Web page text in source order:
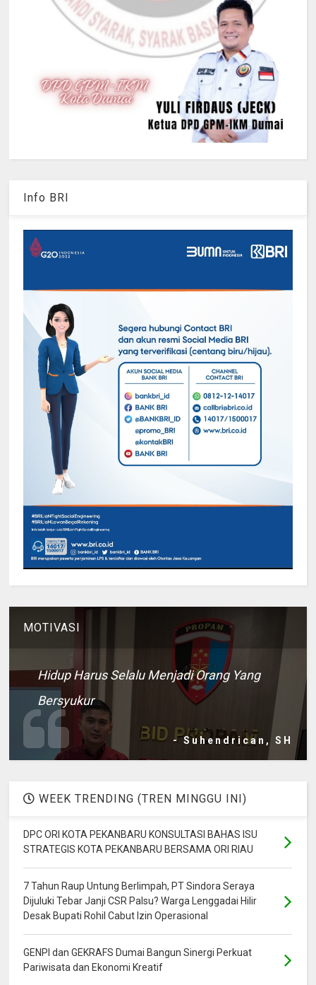
Info BRI
MOTIVASI
Hidup Harus Selalu Menjadi Orang Yang
Bersyukur
- Suhendrican, SH
WEEK TRENDING (TREN MINGGU INI)
DPC ORI KOTA PEKANBARU KONSULTASI BAHAS ISU
STRATEGIS KOTA PEKANBARU BERSAMA ORI RIAU
7 Tahun Raup Untung Berlimpah, PT Sindora Seraya
Dijuluki Tebar Janji CSR Palsu? Warga Lenggadai Hilir
Desak Bupati Rohil Cabut Izin Operasional
GENPI dan GEKRAFS Dumai Bangun Sinergi Perkuat
Pariwisata dan Ekonomi Kreatif